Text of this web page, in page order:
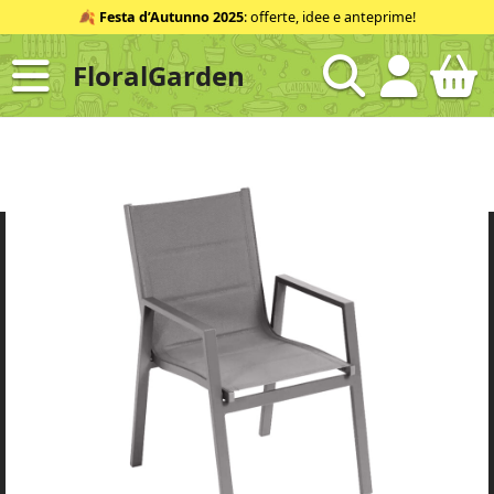
al
contenuto
ID
🍂 Festa d’Autunno 2025: offerte, idee e anteprime!
FloralGarden